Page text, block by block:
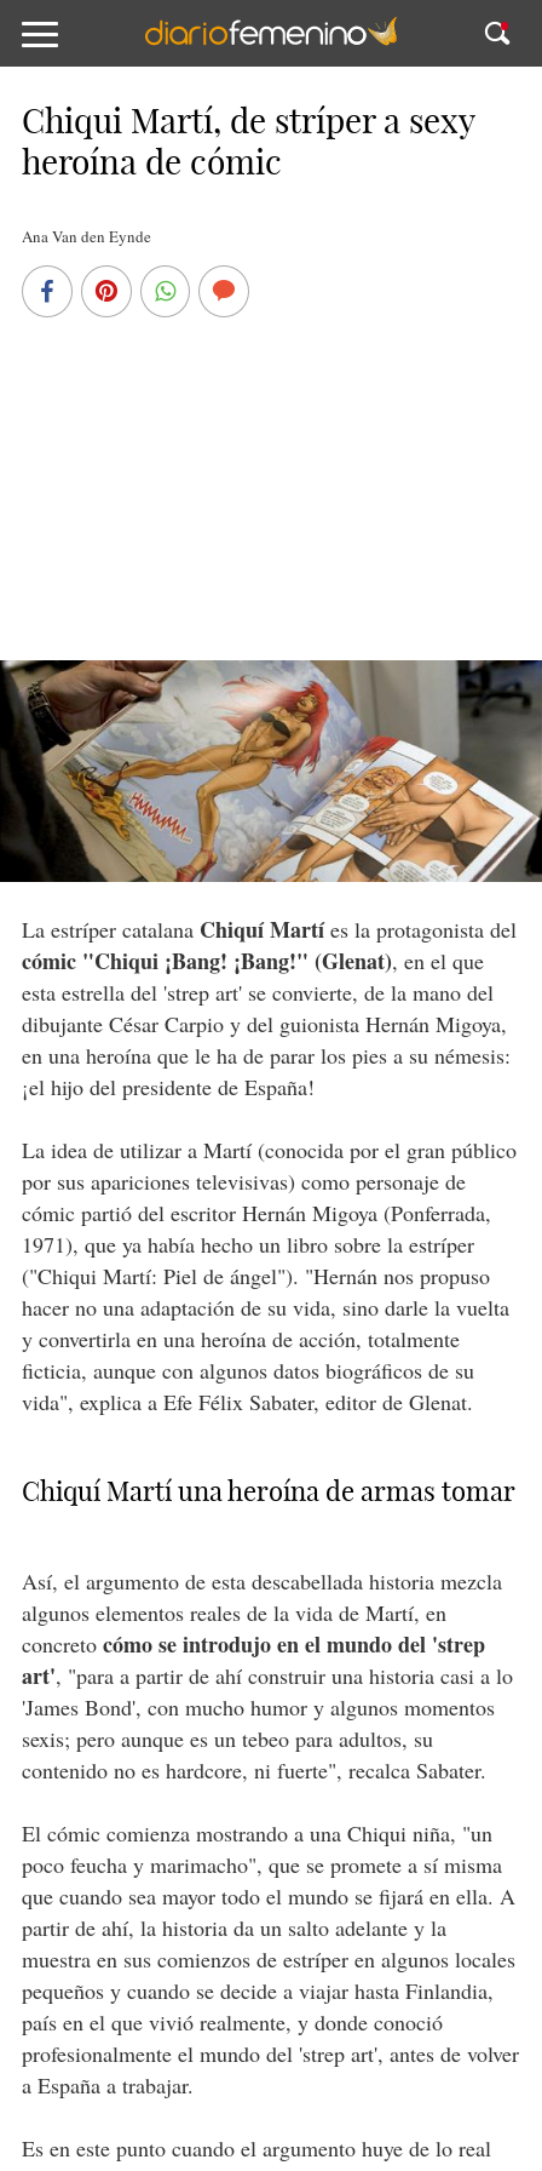
Chiqui Martí, de stríper a sexy
heroína de cómic
Ana Van den Eynde
La estríper catalana Chiquí Martíes la protagonista del
cómic "Chiqui ¡Bang! ¡Bang!" (Glenat), en el que
esta estrella del 'strep art' se convierte, de la mano del
dibujante César Carpio y del guionista Hernán Migoya,
en una heroína que le ha de parar los pies a su némesis:
¡el hijo del presidente de España!
La idea de utilizar a Martí (conocida por el gran público
por sus apariciones televisivas) como personaje de
cómic partió del escritor Hernán Migoya (Ponferrada,
1971), que ya había hecho un libro sobre la estríper
("Chiqui Martí: Piel de ángel"). "Hernán nos propuso
hacer no una adaptación de su vida, sino darle la vuelta
y convertirla en una heroína de acción, totalmente
ficticia, aunque con algunos datos biográficos de su
vida", explica a Efe Félix Sabater, editor de Glenat.
Chiquí Martí una heroína de armas tomar
Así, el argumento de esta descabellada historia mezcla
algunos elementos reales de la vida de Martí, en
concreto cómo se introdujo en el mundo del 'strep
art', "para a partir de ahí construir una historia casi a lo
'James Bond', con mucho humor y algunos momentos
sexis; pero aunque es un tebeo para adultos, su
contenido no es hardcore, ni fuerte", recalca Sabater.
El cómic comienza mostrando a una Chiqui niña, "un
poco feucha y marimacho", que se promete a sí misma
que cuando sea mayor todo el mundo se fijará en ella. A
partir de ahí, la historia da un salto adelante y la
muestra en sus comienzos de estríper en algunos locales
pequeños y cuando se decide a viajar hasta Finlandia,
país en el que vivió realmente, y donde conoció
profesionalmente el mundo del 'strep art', antes de volver
a España a trabajar.
Es en este punto cuando el argumento huye de lo real